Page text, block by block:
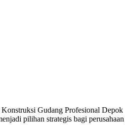
pilihan strategis bagi